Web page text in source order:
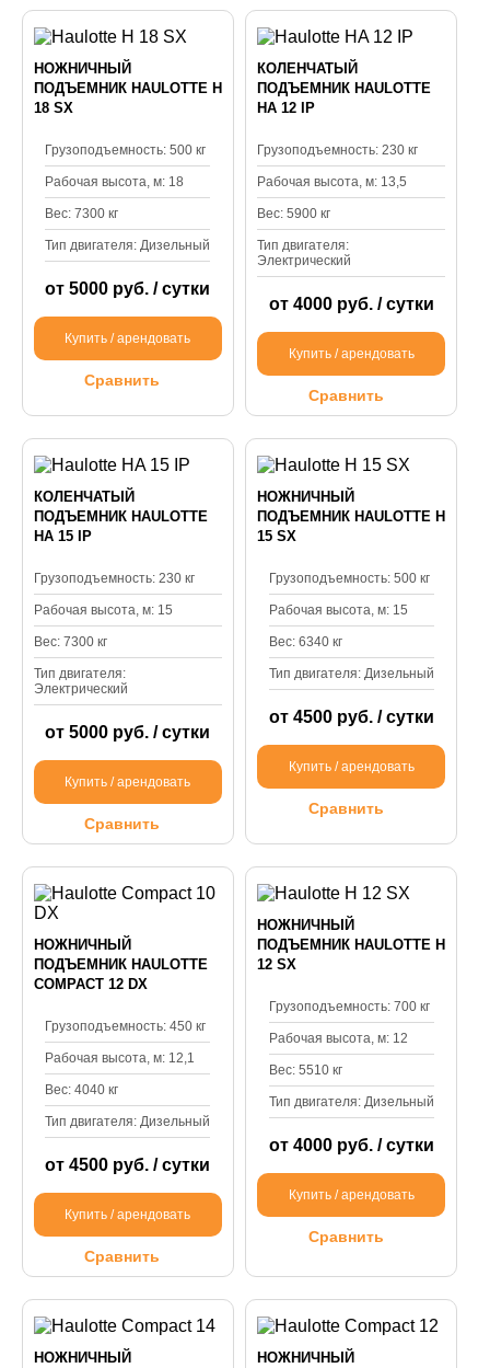
НОЖНИЧНЫЙ
ПОДЪЕМНИК HAULOTTE H
18 SX
Грузоподъемность: 500 кг
Рабочая высота, м: 18
Вес: 7300 кг
Тип двигателя: Дизельный
от 5000 руб. / сутки
Купить / арендовать
Сравнить
КОЛЕНЧАТЫЙ
ПОДЪЕМНИК HAULOTTE
HA 12 IP
Грузоподъемность: 230 кг
Рабочая высота, м: 13,5
Вес: 5900 кг
Тип двигателя:
Электрический
от 4000 руб. / сутки
Купить / арендовать
Сравнить
КОЛЕНЧАТЫЙ
ПОДЪЕМНИК HAULOTTE
HA 15 IP
Грузоподъемность: 230 кг
Рабочая высота, м: 15
Вес: 7300 кг
Тип двигателя:
Электрический
от 5000 руб. / сутки
Купить / арендовать
Сравнить
НОЖНИЧНЫЙ
ПОДЪЕМНИК HAULOTTE H
15 SX
Грузоподъемность: 500 кг
Рабочая высота, м: 15
Вес: 6340 кг
Тип двигателя: Дизельный
от 4500 руб. / сутки
Купить / арендовать
Сравнить
НОЖНИЧНЫЙ
ПОДЪЕМНИК HAULOTTE
COMPACT 12 DX
Грузоподъемность: 450 кг
Рабочая высота, м: 12,1
Вес: 4040 кг
Тип двигателя: Дизельный
от 4500 руб. / сутки
Купить / арендовать
Сравнить
НОЖНИЧНЫЙ
ПОДЪЕМНИК HAULOTTE Н
12 SX
Грузоподъемность: 700 кг
Рабочая высота, м: 12
Вес: 5510 кг
Тип двигателя: Дизельный
от 4000 руб. / сутки
Купить / арендовать
Сравнить
НОЖНИЧНЫЙ
НОЖНИЧНЫЙ